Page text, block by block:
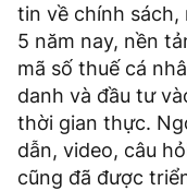
tin về chính sách,
5 năm nay, nền
mã số thuế cá
danh và đầu tư
thời gian thực.
dẫn, video, câu
cũng đã được